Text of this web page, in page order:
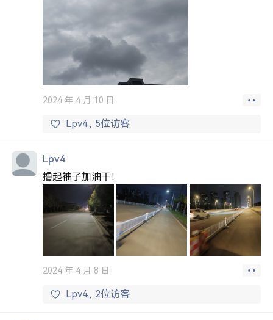
2024 年 4 月 10 日
Lpv4 5位访客
Lpv4
撸起袖子加油干！
2024 年 4 月 8 日
Lpv4 2位访客